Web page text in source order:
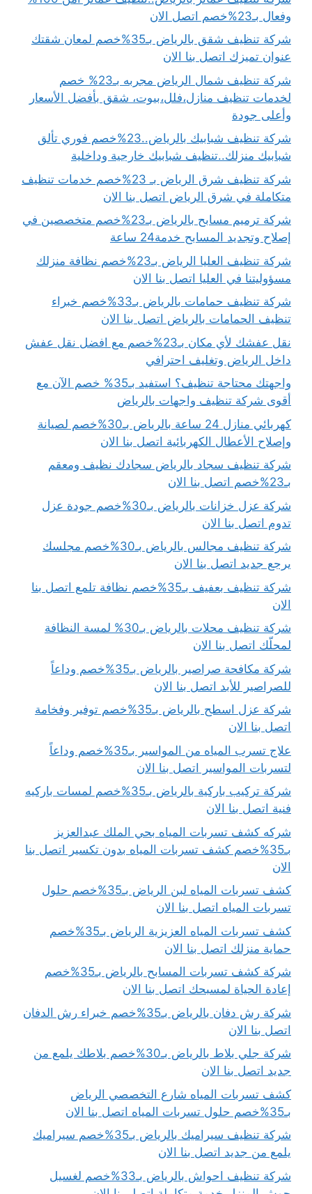
وفعال بـ23%خصم اتصل الان
شركة تنظيف شقق بالرياض بـ35%خصم لمعان شقتك
عنوان تميزك اتصل بنا الان
شركة تنظيف شمال الرياض مجربه بـ23% خصم
لخدمات تنظيف منازل،فلل،بيوت، شقق بأفضل الأسعار
وأعلى جودة
شركة تنظيف شبابيك بالرياض..23%خصم فوري تألق
شبابيك منزلك..تنظيف شبابيك خارجية وداخلية
شركة تنظيف شرق الرياض بـ 23%خصم خدمات تنظيف
متكاملة في شرق الرياض اتصل بنا الان
شركة ترميم مسابح بالرياض بـ23%خصم متخصصين في
إصلاح وتجديد المسابح خدمة24 ساعة
شركة تنظيف العليا الرياض بـ23%خصم نظافة منزلك
مسؤوليتنا في العليا اتصل بنا الان
شركة تنظيف حمامات بالرياض بـ33%خصم خبراء
تنظيف الحمامات بالرياض اتصل بنا الان
نقل عفشك لأي مكان بـ23%خصم مع افضل نقل عفش
داخل الرياض وتغليف احترافي
واجهتك محتاجة تنظيف؟ استفيد بـ35% خصم الآن مع
أقوى شركة تنظيف واجهات بالرياض
كهربائي منازل 24 ساعة بالرياض بـ30%خصم لصيانة
وإصلاح الأعطال الكهربائية اتصل بنا الان
شركة تنظيف سجاد بالرياض سجادك نظيف ومعقم
بـ23%خصم اتصل بنا الان
شركة عزل خزانات بالرياض بـ30%خصم جودة عزل
تدوم اتصل بنا الان
شركة تنظيف مجالس بالرياض بـ30%خصم مجلسك
يرجع جديد اتصل بنا الان
شركة تنظيف بعفيف بـ35%خصم نظافة تلمع اتصل بنا
الان
شركة تنظيف محلات بالرياض بـ30% لمسة النظافة
لمحلّك اتصل بنا الان
شركة مكافحة صراصير بالرياض بـ35%خصم وداعاً
للصراصير للأبد اتصل بنا الان
شركة عزل اسطح بالرياض بـ35%خصم توفير وفخامة
اتصل بنا الان
علاج تسرب المياه من المواسير بـ35%خصم وداعاً
لتسربات المواسير اتصل بنا الان
شركة تركيب باركية بالرياض بـ35%خصم لمسات باركيه
فنية اتصل بنا الان
شركه كشف تسربات المياه بحي الملك عبدالعزيز
بـ35%خصم كشف تسربات المياه بدون تكسير اتصل بنا
الان
كشف تسربات المياه لبن الرياض بـ35%خصم حلول
تسربات المياه اتصل بنا الان
كشف تسربات المياه العزيزية الرياض بـ35%خصم
حماية منزلك اتصل بنا الان
شركة كشف تسربات المسابح بالرياض بـ35%خصم
إعادة الحياة لمسبحك اتصل بنا الان
شركة رش دفان بالرياض بـ35%خصم خبراء رش الدفان
اتصل بنا الان
شركة جلي بلاط بالرياض بـ30%خصم بلاطك يلمع من
جديد اتصل بنا الان
كشف تسربات المياه شارع التخصصي الرياض
بـ35%خصم حلول تسربات المياه اتصل بنا الان
شركة تنظيف سيراميك بالرياض بـ35%خصم سيراميك
يلمع من جديد اتصل بنا الان
شركة تنظيف احواش بالرياض بـ33%خصم لغسيل